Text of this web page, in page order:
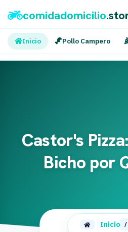
comidadomicilio
Inicio Pollo Campero
Castor's
Bicho por
Inicio /